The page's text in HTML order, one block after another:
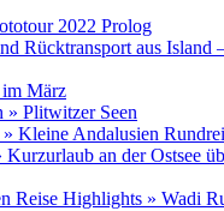
2022 Prolog
Rücktransport aus Island
März
» Plitwitzer Seen
» Kleine Andalusien
Kurzurlaub an der Ostsee
Reise Highlights » Wadi